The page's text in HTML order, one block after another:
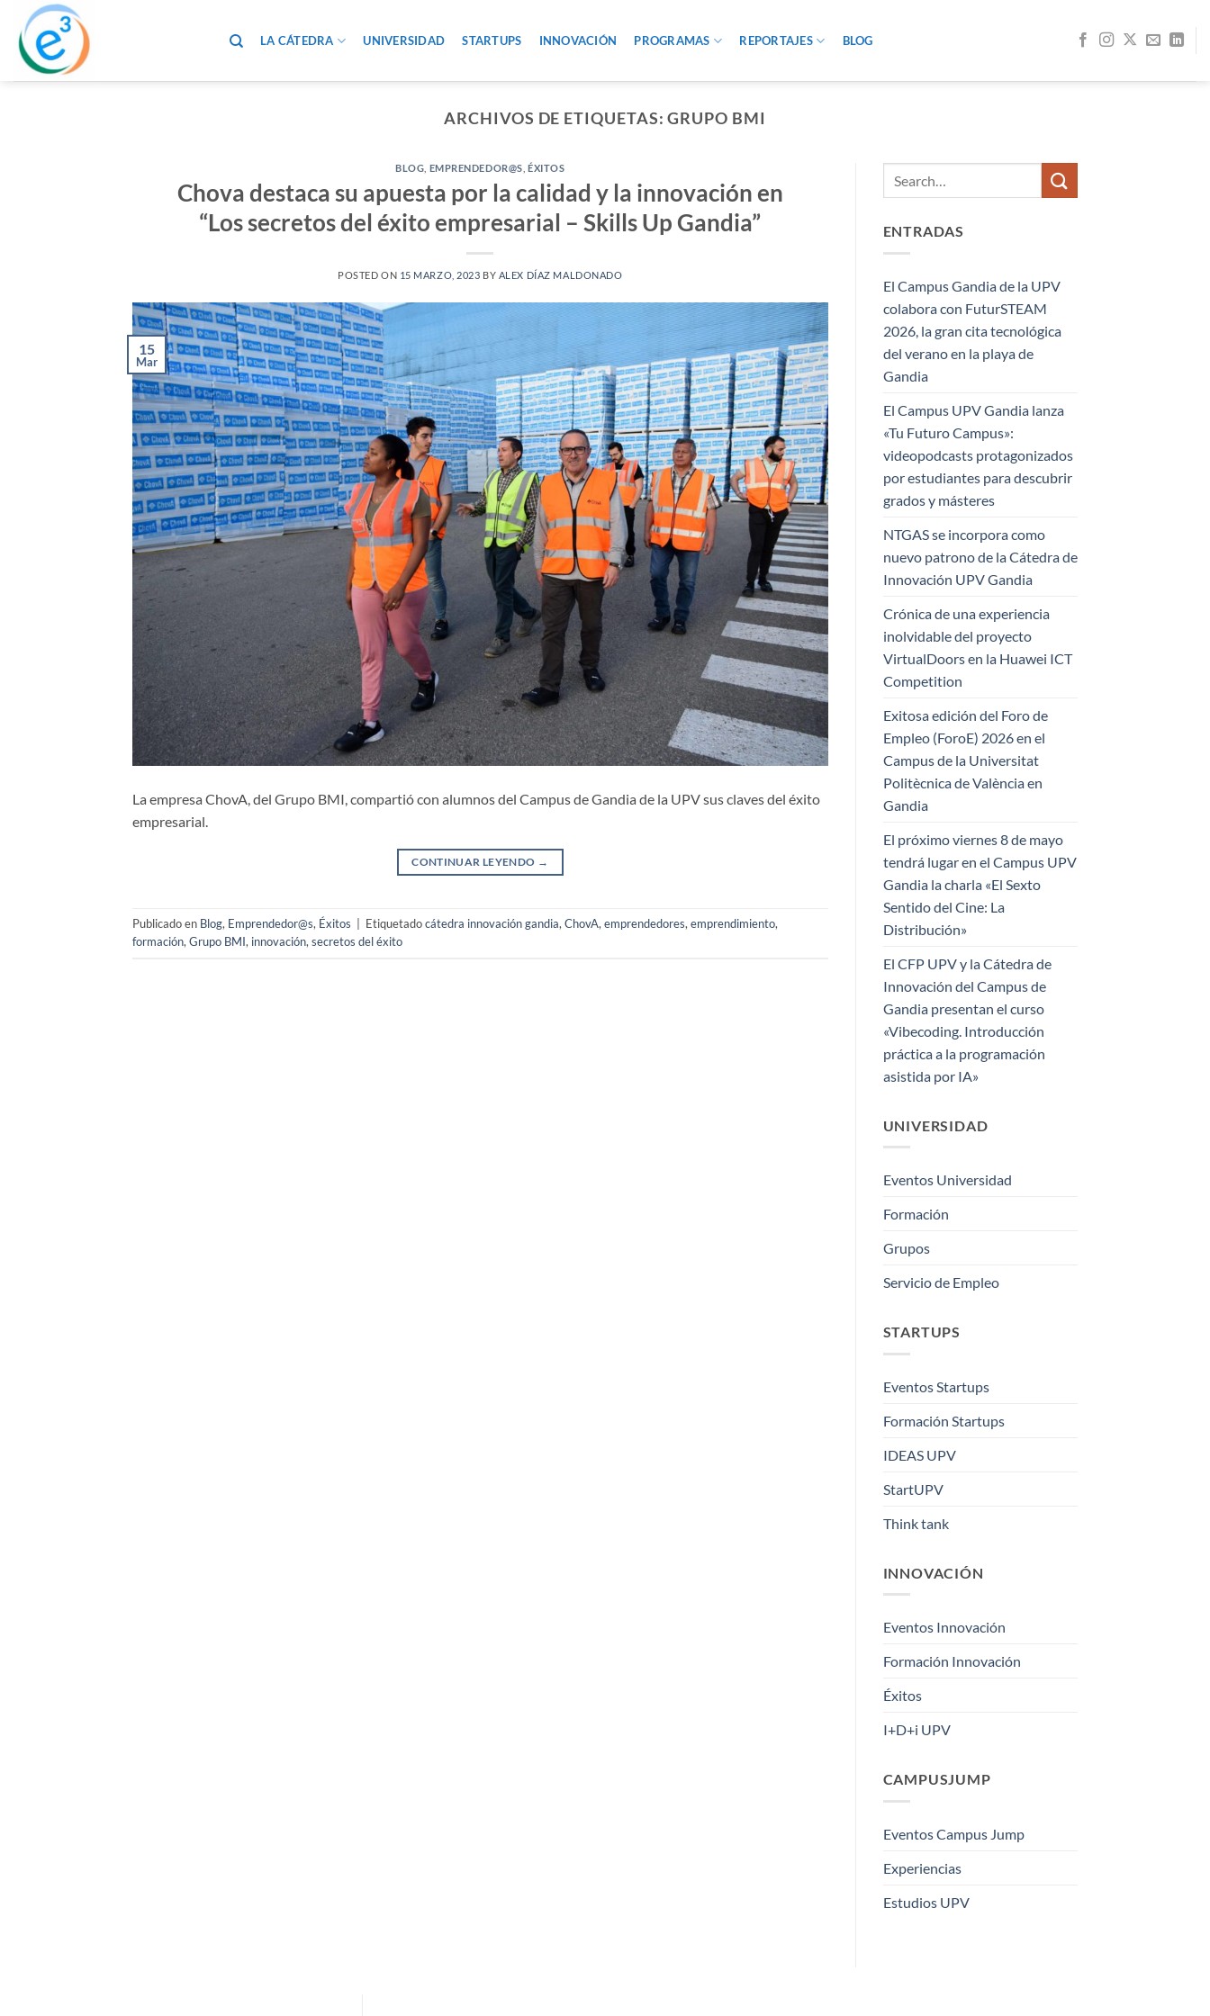
Saltar
contenido
LA CÁTEDRA UNIVERSIDAD STARTUPS INNOVACIÓN PROGRAMAS REPORTAJES BLOG
ARCHIVOS DE ETIQUETAS:GRUPO BMI
BLOG EMPRENDEDOR@S ÉXITOS
Chova destaca su apuesta por la calidad y la innovación en
“Los secretos del éxito empresarial – Skills Up Gandia”
POSTED ON 15 MARZO, 2023 BY ALEX DÍAZ MALDONADO
15
Mar
La empresa ChovA, del Grupo BMI, compartió con alumnos del Campus de Gandia de la UPV sus claves del éxito
empresarial.
CONTINUAR LEYENDO →
Publicado en Blog, Emprendedor@s, Éxitos Etiquetadocátedra innovación gandia,ChovA,emprendedores,emprendimiento,
formación,Grupo BMI, innovación,secretos del éxito
ENTRADAS
El Campus Gandia de la UPV
colabora con FuturSTEAM
2026, la gran cita tecnológica
del verano en la playa de
Gandia
El Campus UPV Gandia lanza
«Tu Futuro Campus»:
videopodcasts protagonizados
por estudiantes para descubrir
grados y másteres
NTGAS se incorpora como
nuevo patrono de la Cátedra de
Innovación UPV Gandia
Crónica de una experiencia
inolvidable del proyecto
VirtualDoors en la Huawei ICT
Competition
Exitosa edición del Foro de
Empleo (ForoE) 2026 en el
Campus de la Universitat
Politècnica de València en
Gandia
El próximo viernes 8 de mayo
tendrá lugar en el Campus UPV
Gandia la charla «El Sexto
Sentido del Cine: La
Distribución»
El CFP UPV y la Cátedra de
Innovación del Campus de
Gandia presentan el curso
«Vibecoding. Introducción
práctica a la programación
asistida por IA»
UNIVERSIDAD
Eventos Universidad
Formación
Grupos
Servicio de Empleo
STARTUPS
Eventos Startups
Formación Startups
IDEAS UPV
StartUPV
Think tank
INNOVACIÓN
Eventos Innovación
Formación Innovación
Éxitos
I+D+i UPV
CAMPUSJUMP
Eventos Campus Jump
Experiencias
Estudios UPV